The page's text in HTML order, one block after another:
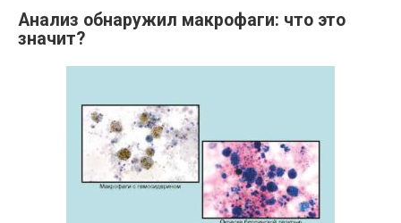
Анализ обнаружил макрофаги: что это
значит?